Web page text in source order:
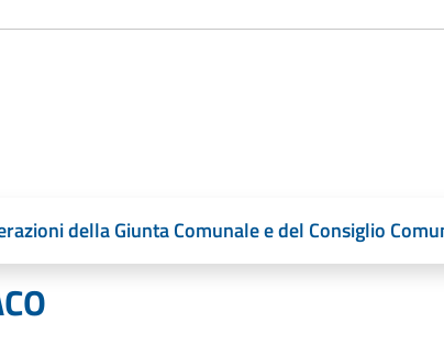
della Giunta Comunale e del Consiglio